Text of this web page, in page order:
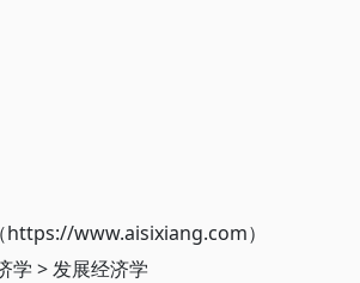
https://www.aisixiang.com）
学 >发展经济学